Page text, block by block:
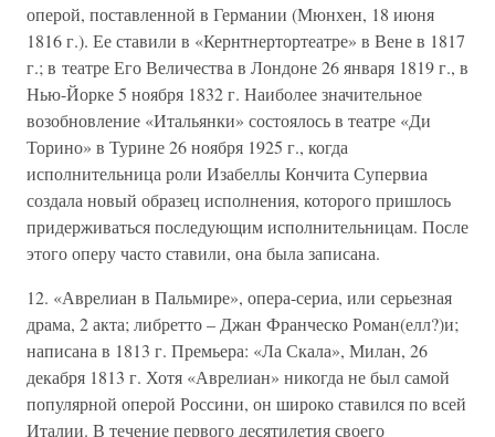
оперой, поставленной в Германии (Мюнхен, 18 июня
1816 г.). Ее ставили в «Кернтнертортеатре» в Вене в 1817
г.; в театре Его Величества в Лондоне 26 января 1819 г., в
Нью-Йорке 5 ноября 1832 г. Наиболее значительное
возобновление «Итальянки» состоялось в театре «Ди
Торино» в Турине 26 ноября 1925 г., когда
исполнительница роли Изабеллы Кончита Супервиа
создала новый образец исполнения, которого пришлось
придерживаться последующим исполнительницам. После
этого оперу часто ставили, она была записана.
12. «Аврелиан в Пальмире», опера-сериа, или серьезная
драма, 2 акта; либретто – Джан Франческо Роман(елл?)и;
написана в 1813 г. Премьера: «Ла Скала», Милан, 26
декабря 1813 г. Хотя «Аврелиан» никогда не был самой
популярной оперой Россини, он широко ставился по всей
Италии. В течение первого десятилетия своего